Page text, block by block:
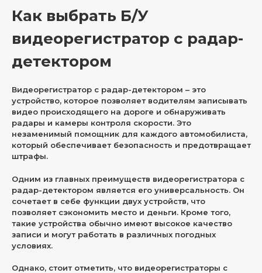
Как выбрать Б/У
видеорегистратор с радар-
детектором
Видеорегистратор с радар-детектором – это
устройство, которое позволяет водителям записывать
видео происходящего на дороге и обнаруживать
радары и камеры контроля скорости. Это
незаменимый помощник для каждого автомобилиста,
который обеспечивает безопасность и предотвращает
штрафы.
Одним из главных преимуществ видеорегистратора с
радар-детектором является его универсальность. Он
сочетает в себе функции двух устройств, что
позволяет сэкономить место и деньги. Кроме того,
такие устройства обычно имеют высокое качество
записи и могут работать в различных погодных
условиях.
Однако, стоит отметить, что видеорегистраторы с